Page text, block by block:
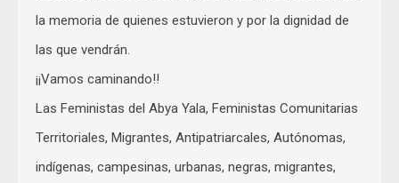
la memoria de quienes estuvieron y por la dignidad de
las que vendrán.
¡¡Vamos caminando!!
Las Feministas del Abya Yala, Feministas Comunitarias
Territoriales, Migrantes, Antipatriarcales, Autónomas,
indígenas, campesinas, urbanas, negras, migrantes,